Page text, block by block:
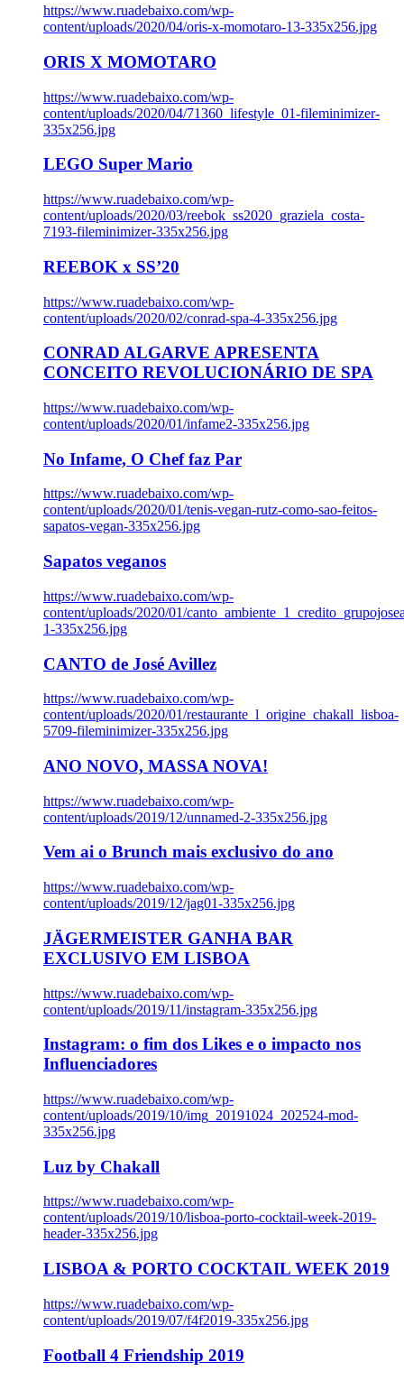
https://www.ruadebaixo.com/wp-
content/uploads/2020/04/oris-x-momotaro-13-335x256.jpg
ORIS X MOMOTARO
https://www.ruadebaixo.com/wp-
content/uploads/2020/04/71360_lifestyle_01-fileminimizer-
335x256.jpg
LEGO Super Mario
https://www.ruadebaixo.com/wp-
content/uploads/2020/03/reebok_ss2020_graziela_costa-
7193-fileminimizer-335x256.jpg
REEBOK x SS’20
https://www.ruadebaixo.com/wp-
content/uploads/2020/02/conrad-spa-4-335x256.jpg
CONRAD ALGARVE APRESENTA
CONCEITO REVOLUCIONÁRIO DE SPA
https://www.ruadebaixo.com/wp-
content/uploads/2020/01/infame2-335x256.jpg
No Infame, O Chef faz Par
https://www.ruadebaixo.com/wp-
content/uploads/2020/01/tenis-vegan-rutz-como-sao-feitos-
sapatos-vegan-335x256.jpg
Sapatos veganos
https://www.ruadebaixo.com/wp-
content/uploads/2020/01/
1-335x256.jpg
CANTO de José Avillez
https://www.ruadebaixo.com/wp-
content/uploads/2020/01/restaurante_l_origine_chakall_lisboa-
5709-fileminimizer-335x256.jpg
ANO NOVO, MASSA NOVA!
https://www.ruadebaixo.com/wp-
content/uploads/2019/12/unnamed-2-335x256.jpg
Vem ai o Brunch mais exclusivo do ano
https://www.ruadebaixo.com/wp-
content/uploads/2019/12/jag01-335x256.jpg
JÄGERMEISTER GANHA BAR
EXCLUSIVO EM LISBOA
https://www.ruadebaixo.com/wp-
content/uploads/2019/11/instagram-335x256.jpg
Instagram: o fim dos Likes e o impacto nos
Influenciadores
https://www.ruadebaixo.com/wp-
content/uploads/2019/10/img_20191024_202524-mod-
335x256.jpg
Luz by Chakall
https://www.ruadebaixo.com/wp-
content/uploads/2019/10/lisboa-porto-cocktail-week-2019-
header-335x256.jpg
LISBOA & PORTO COCKTAIL WEEK 2019
https://www.ruadebaixo.com/wp-
content/uploads/2019/07/f4f2019-335x256.jpg
Football 4 Friendship 2019